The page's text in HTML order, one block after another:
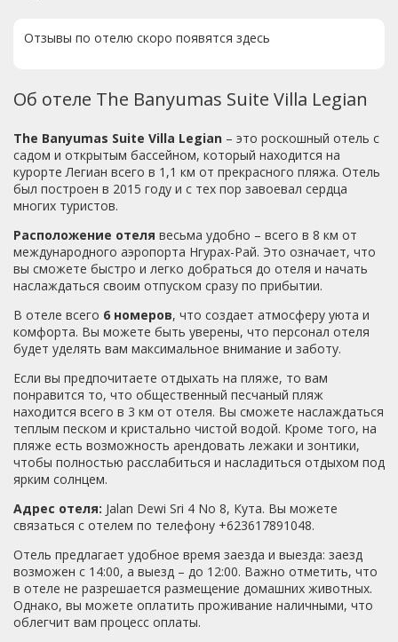
Отзывы по отелю скоро появятся здесь
Об отеле The Banyumas Suite Villa Legian
The Banyumas Suite Villa Legian – это роскошный отель с
садом и открытым бассейном, который находится на
курорте Легиан всего в 1,1 км от прекрасного пляжа. Отель
был построен в 2015 году и с тех пор завоевал сердца
многих туристов.
Расположение отеля весьма удобно – всего в 8 км от
международного аэропорта Нгурах-Рай. Это означает, что
вы сможете быстро и легко добраться до отеля и начать
наслаждаться своим отпуском сразу по прибытии.
В отеле всего 6 номеров, что создает атмосферу уюта и
комфорта. Вы можете быть уверены, что персонал отеля
будет уделять вам максимальное внимание и заботу.
Если вы предпочитаете отдыхать на пляже, то вам
понравится то, что общественный песчаный пляж
находится всего в 3 км от отеля. Вы сможете наслаждаться
теплым песком и кристально чистой водой. Кроме того, на
пляже есть возможность арендовать лежаки и зонтики,
чтобы полностью расслабиться и насладиться отдыхом под
ярким солнцем.
Адрес отеля: Jalan Dewi Sri 4 No 8, Кута. Вы можете
связаться с отелем по телефону +623617891048.
Отель предлагает удобное время заезда и выезда: заезд
возможен с 14:00, а выезд – до 12:00. Важно отметить, что
в отеле не разрешается размещение домашних животных.
Однако, вы можете оплатить проживание наличными, что
облегчит вам процесс оплаты.